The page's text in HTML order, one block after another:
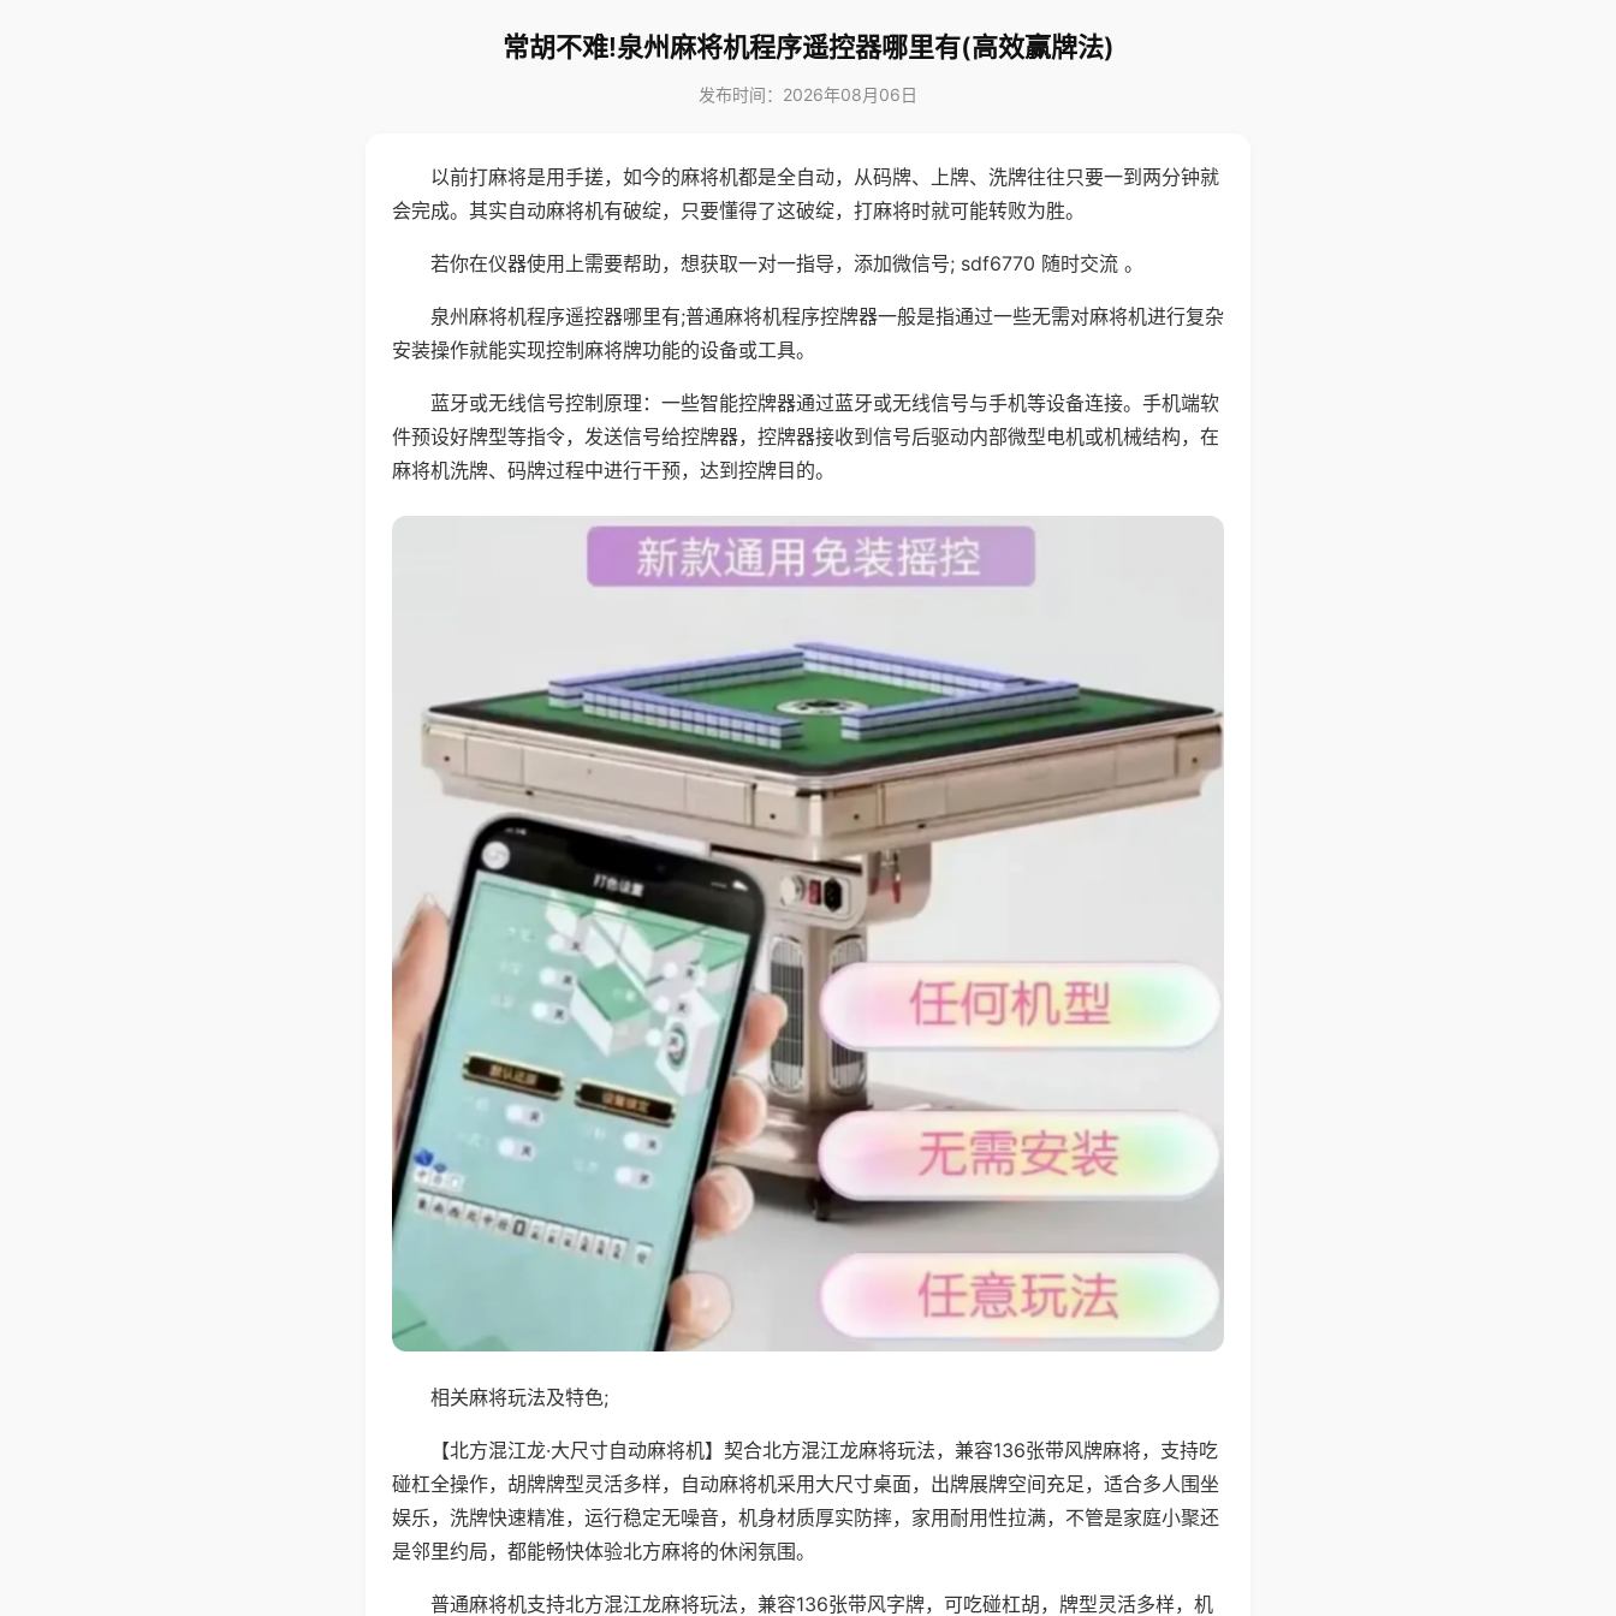
常胡不难!泉州麻将机程序遥控器哪里有(高效赢牌法)
发布时间：2026年08月06日
以前打麻将是用手搓，如今的麻将机都是全自动，从码牌、上牌、洗牌往往只要一到两分钟就
会完成。其实自动麻将机有破绽，只要懂得了这破绽，打麻将时就可能转败为胜。
若你在仪器使用上需要帮助，想获取一对一指导，添加微信号; sdf6770 随时交流 。
泉州麻将机程序遥控器哪里有;普通麻将机程序控牌器一般是指通过一些无需对麻将机进行复杂
安装操作就能实现控制麻将牌功能的设备或工具。
蓝牙或无线信号控制原理：一些智能控牌器通过蓝牙或无线信号与手机等设备连接。手机端软
件预设好牌型等指令，发送信号给控牌器，控牌器接收到信号后驱动内部微型电机或机械结构，在
麻将机洗牌、码牌过程中进行干预，达到控牌目的。
相关麻将玩法及特色;
【北方混江龙·大尺寸自动麻将机】契合北方混江龙麻将玩法，兼容136张带风牌麻将，支持吃
碰杠全操作，胡牌牌型灵活多样，自动麻将机采用大尺寸桌面，出牌展牌空间充足，适合多人围坐
娱乐，洗牌快速精准，运行稳定无噪音，机身材质厚实防摔，家用耐用性拉满，不管是家庭小聚还
是邻里约局，都能畅快体验北方麻将的休闲氛围。
普通麻将机支持北方混江龙麻将玩法，兼容136张带风字牌，可吃碰杠胡，牌型灵活多样，机